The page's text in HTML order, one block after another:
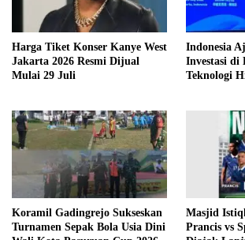
Harga Tiket Konser Kanye West
Jakarta 2026 Resmi Dijual
Mulai 29 Juli
Indonesia
Investasi di
Teknologi
Koramil Gadingrejo Sukseskan
Turnamen Sepak Bola Usia Dini
Masjid
Prancis vs